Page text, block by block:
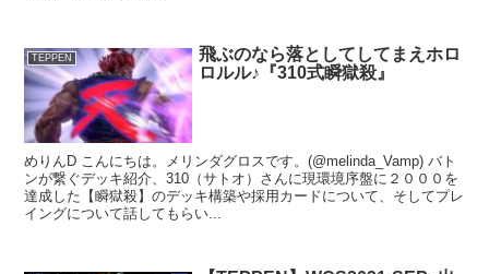
TEPPEN
飛ぶのなら落としてしてまえホロ
ロルル♪『310式瞬獄殺』
めりんD こんにちは。メリンダグロスです。(@melinda_Vamp) バト
ンが繋ぐデッキ紹介、310（サトオ）さんに現環境序盤に２０００を
達成した【瞬獄殺】のデッキ構築や採用カードについて、そしてプレ
イングについて話してもらい...